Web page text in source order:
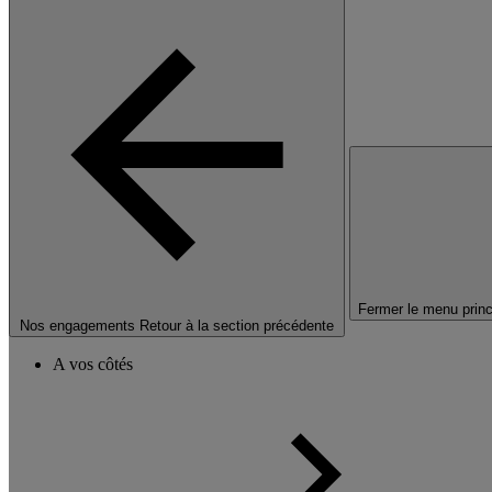
Nos engagements Retour à la section précédente
Fermer le menu
A vos côtés